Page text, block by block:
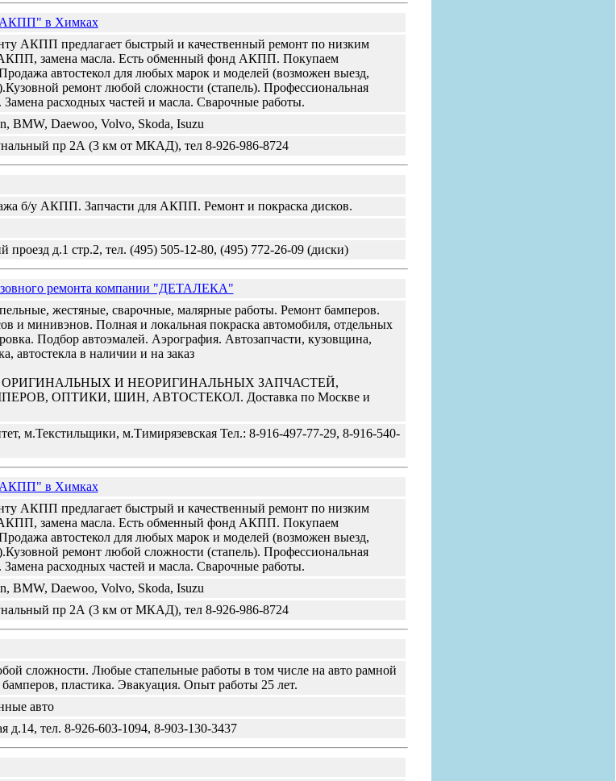
АКПП" в Химках
АКПП предлагает быстрый и качественный ремонт по низким
замена масла. Есть обменный фонд АКПП. Покупаем
автостекол для любых марок и моделей (возможен выезд,
ремонт любой сложности (стапель). Профессиональная
Замена расходных частей и масла. Сварочные работы.
BMW, Daewoo, Volvo, Skoda, Isuzu
пр 2А (3 км от МКАД), тел 8-926-986-8724
б/у АКПП. Запчасти для АКПП. Ремонт и покраска дисков.
проезд д.1 стр.2, тел. (495) 505-12-80, (495) 772-26-09 (диски)
ремонта компании "ДЕТАЛЕКА"
жестяные, сварочные, малярные работы. Ремонт бамперов.
и минивэнов. Полная и локальная покраска автомобиля, отдельных
Подбор автоэмалей. Аэрография. Автозапчасти, кузовщина,
автостекла в наличии и на заказ
И НЕОРИГИНАЛЬНЫХ ЗАПЧАСТЕЙ,
ОПТИКИ, ШИН, АВТОСТЕКОЛ. Доставка по Москве и
м.Текстильщики, м.Тимирязевская Тел.: 8-916-497-77-29, 8-916-540-
АКПП" в Химках
АКПП предлагает быстрый и качественный ремонт по низким
замена масла. Есть обменный фонд АКПП. Покупаем
автостекол для любых марок и моделей (возможен выезд,
ремонт любой сложности (стапель). Профессиональная
Замена расходных частей и масла. Сварочные работы.
BMW, Daewoo, Volvo, Skoda, Isuzu
пр 2А (3 км от МКАД), тел 8-926-986-8724
сложности. Любые стапельные работы в том числе на авто рамной
пластика. Эвакуация. Опыт работы 25 лет.
авто
д.14, тел. 8-926-603-1094, 8-903-130-3437